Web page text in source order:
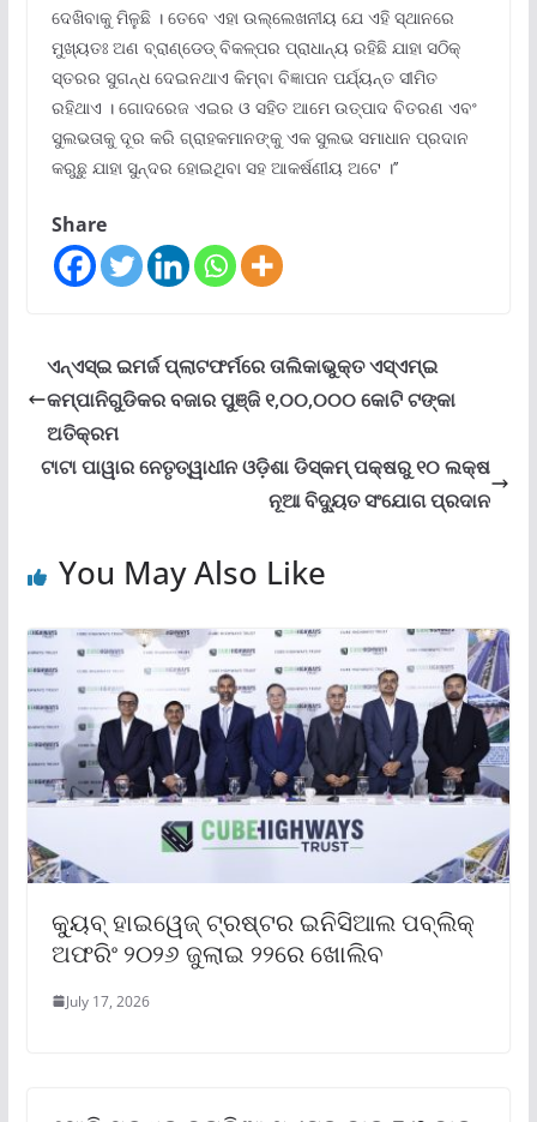
ଦେଖିବାକୁ ମିଳୁଛି । ତେବେ ଏହା ଉଲ୍ଲେଖନୀୟ ଯେ ଏହି ସ୍ଥାନରେ
ମୁଖ୍ୟତଃ ଅଣ ବ୍ରାଣ୍ଡେଡ୍ ବିକଳ୍ପର ପ୍ରାଧାନ୍ୟ ରହିଛି ଯାହା ସଠିକ୍
ସ୍ତରର ସୁଗନ୍ଧ ଦେଇନଥାଏ କିମ୍ବା ବିଜ୍ଞାପନ ପର୍ଯ୍ୟନ୍ତ ସୀମିତ
ରହିଥାଏ । ଗୋଦରେଜ ଏଇର ଓ ସହିତ ଆମେ ଉତ୍ପାଦ ବିତରଣ ଏବଂ
ସୁଲଭତାକୁ ଦୂର କରି ଗ୍ରାହକମାନଙ୍କୁ ଏକ ସୁଲଭ ସମାଧାନ ପ୍ରଦାନ
କରୁଛୁ ଯାହା ସୁନ୍ଦର ହୋଇଥିବା ସହ ଆକର୍ଷଣୀୟ ଅଟେ ।’’
Share
ଏନ୍‌ଏସ୍‌ଇ ଇମର୍ଜ ପ୍ଲାଟଫର୍ମରେ ତାଲିକାଭୁକ୍ତ ଏସ୍‌ଏମ୍‌ଇ
କମ୍ପାନିଗୁଡିକର ବଜାର ପୁଞ୍ଜି ୧,୦୦,୦୦୦ କୋଟି ଟଙ୍କା
ଅତିକ୍ରମ
ଟାଟା ପାୱାର ନେତୃତ୍ୱାଧୀନ ଓଡ଼ିଶା ଡିସ୍‌କମ୍ ପକ୍ଷରୁ ୧୦ ଲକ୍ଷ
ନୂଆ ବିଦ୍ୟୁତ ସଂଯୋଗ ପ୍ରଦାନ
You May Also Like
କ୍ୟୁବ୍ ହାଇୱେଜ୍ ଟ୍ରଷ୍ଟର ଇନିସିଆଲ ପବ୍ଲିକ୍
ଅଫରିଂ ୨୦୨୬ ଜୁଲାଇ ୨୨ରେ ଖୋଲିବ
July 17, 2026